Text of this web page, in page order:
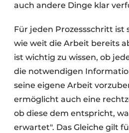
auch andere Dinge klar
Für jeden Prozessschritt ist
wie weit die Arbeit bereits
ist wichtig zu wissen, ob
die notwendigen
seine eigene Arbeit
ermöglicht auch eine
ob diese dem entspricht,
erwartet". Das Gleiche gilt